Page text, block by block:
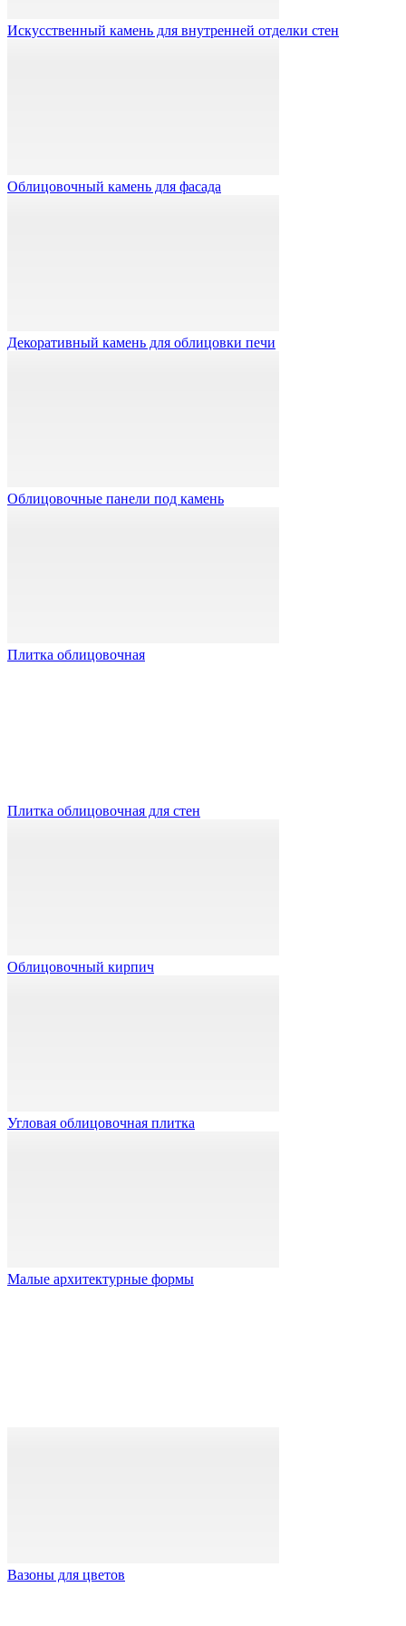
Искусственный камень для внутренней отделки стен
Облицовочный камень для фасада
Декоративный камень для облицовки печи
Облицовочные панели под камень
Плитка облицовочная
Плитка облицовочная для стен
Облицовочный кирпич
Угловая облицовочная плитка
Малые архитектурные формы
Вазоны для цветов